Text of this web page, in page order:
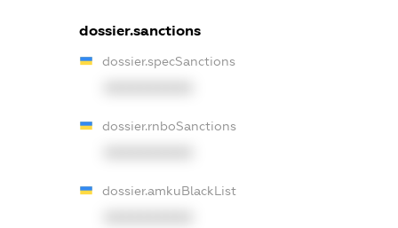
dossier.sanctions
dossier.specSanctions
dossier.rnboSanctions
dossier.amkuBlackList